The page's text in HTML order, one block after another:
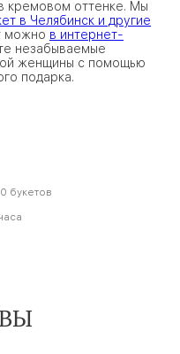
кремовом оттенке. Мы
в Челябинск и другие
можно в интернет-
незабываемые
женщины с помощью
подарка.
букетов